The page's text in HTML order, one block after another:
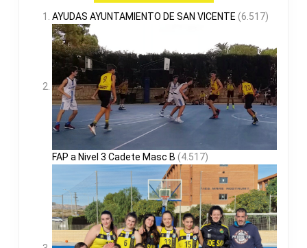
AYUDAS AYUNTAMIENTO DE SAN VICENTE (6.517)
FAP a Nivel 3 Cadete Masc B (4.517)